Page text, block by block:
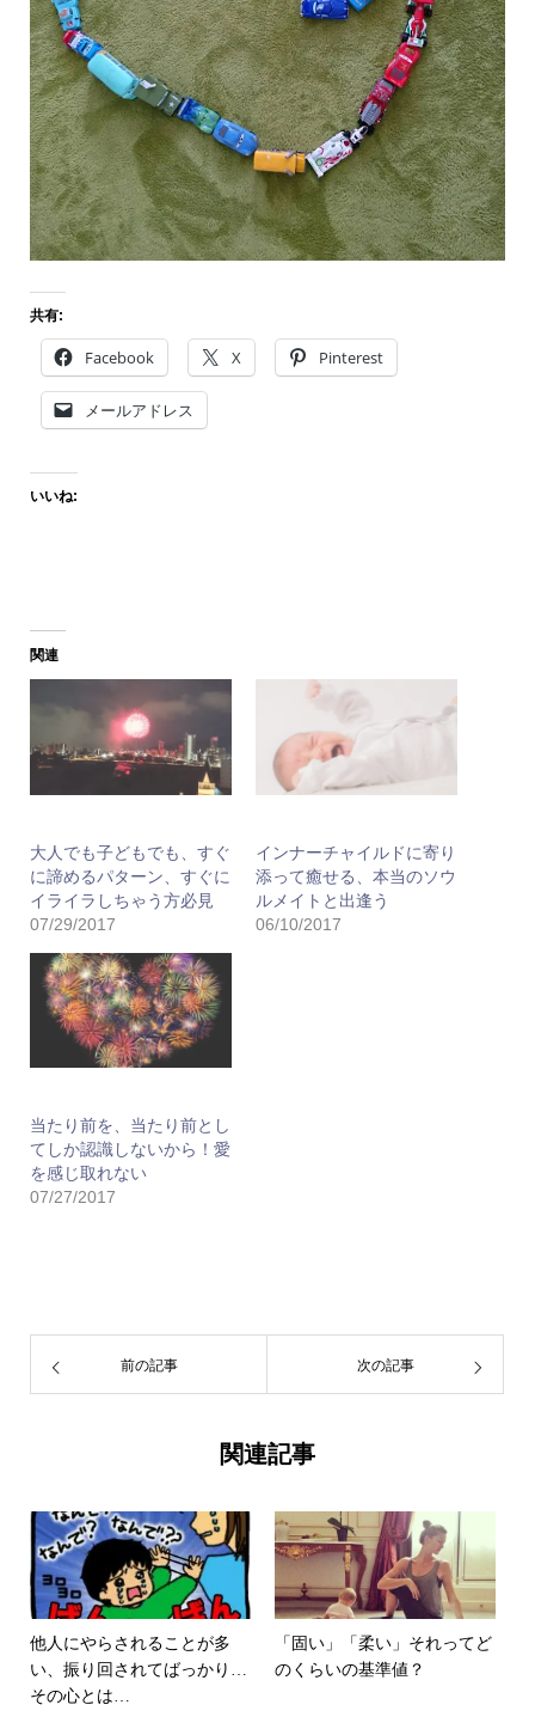
共有:
Facebook X Pinterest
メールアドレス
いいね:
関連
大人でも子どもでも、すぐ
に諦めるパターン、すぐに
イライラしちゃう方必見
07/29/2017
インナーチャイルドに寄り
添って癒せる、本当のソウ
ルメイトと出逢う
06/10/2017
当たり前を、当たり前とし
てしか認識しないから！愛
を感じ取れない
07/27/2017
前の記事 次の記事
関連記事
他人にやらされることが多
い、振り回されてばっかり…
その心とは…
「固い」「柔い」それってど
のくらいの基準値？